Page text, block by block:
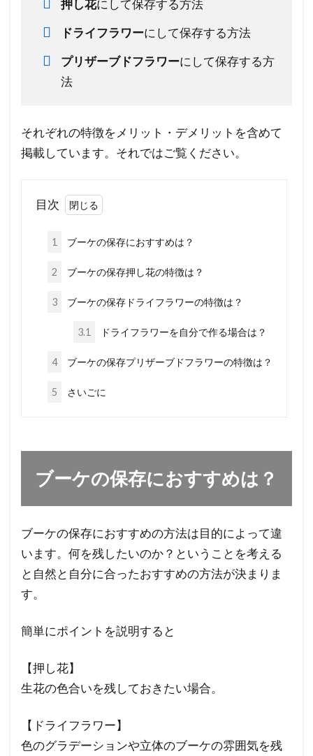
押し花にして保存する方法
ドライフラワーにして保存する方法
プリザーブドフラワーにして保存する方
法
それぞれの特徴をメリット・デメリットを含めて
掲載しています。それではご覧ください。
目次
1 ブーケの保存におすすめは？
2 ブーケの保存押し花の特徴は？
3 ブーケの保存ドライフラワーの特徴は？
3.1 ドライフラワーを自分で作る場合は？
4 ブーケの保存プリザーブドフラワーの特徴は？
5 さいごに
ブーケの保存におすすめは？
ブーケの保存におすすめの方法は目的によって違
います。何を残したいのか？ということを考える
と自然と自分に合ったおすすめの方法が決まりま
す。
簡単にポイントを説明すると
【押し花】
生花の色合いを残しておきたい場合。
【ドライフラワー】
色のグラデーションや立体のブーケの雰囲気を残